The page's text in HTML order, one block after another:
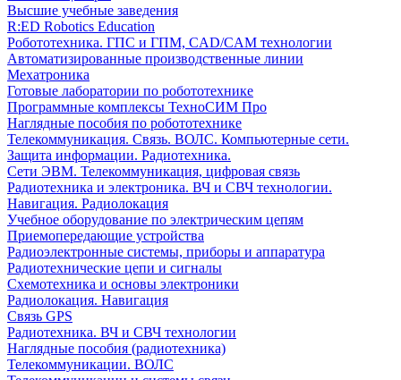
Высшие учебные заведения
R:ED Robotics Education
Робототехника. ГПС и ГПМ, CAD/CAM технологии
Автоматизированные производственные линии
Мехатроника
Готовые лаборатории по робототехнике
Программные комплексы ТехноСИМ Про
Наглядные пособия по робототехнике
Телекоммуникация. Связь. ВОЛС. Компьютерные сети.
Защита информации. Радиотехника.
Сети ЭВМ. Телекоммуникация, цифровая связь
Радиотехника и электроника. ВЧ и СВЧ технологии.
Навигация. Радиолокация
Учебное оборудование по электрическим цепям
Приемопередающие устройства
Радиоэлектронные системы, приборы и аппаратура
Радиотехнические цепи и сигналы
Схемотехника и основы электроники
Радиолокация. Навигация
Связь GPS
Радиотехника. ВЧ и СВЧ технологии
Наглядные пособия (радиотехника)
Телекоммуникации. ВОЛС